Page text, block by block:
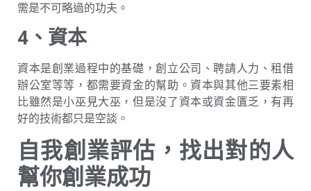
需是不可略過的功夫。
4、資本
資本是創業過程中的基礎，創立公司、聘請人力、租借
辦公室等等，都需要資金的幫助。資本與其他三要素相
比雖然是小巫見大巫，但是沒了資本或資金匱乏，有再
好的技術都只是空談。
自我創業評估，找出對的人
幫你創業成功